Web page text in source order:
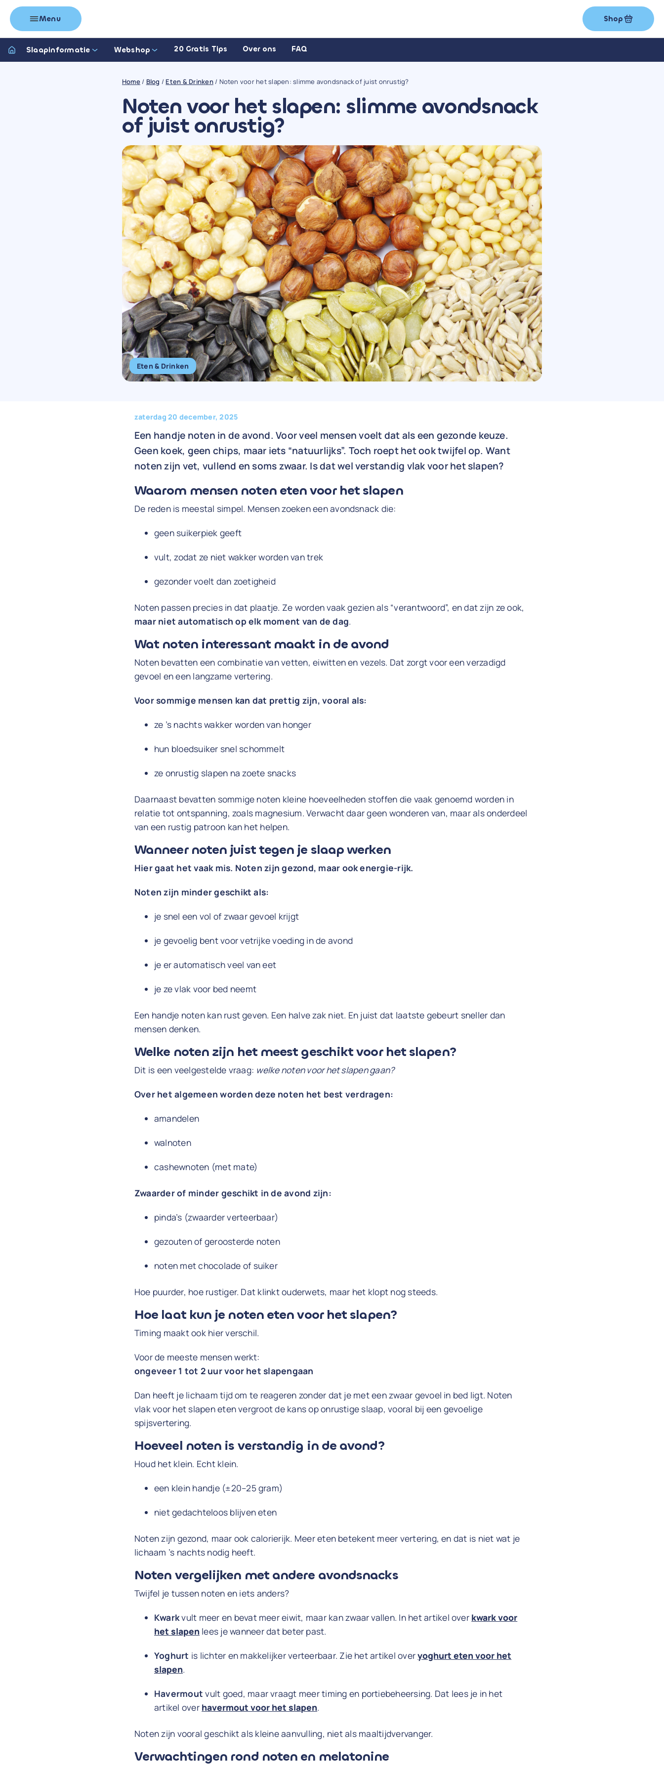
Menu Shop
Slaapinformatie Webshop 20 Gratis Tips Over ons FAQ
Home/ Blog / Eten & Drinken/ Noten voor het slapen: slimme avondsnack of juist onrustig?
Noten voor het slapen: slimme avondsnack
of juist onrustig?
Eten & Drinken
zaterdag 20 december, 2025
Een handje noten in de avond. Voor veel mensen voelt dat als een gezonde keuze.
Geen koek, geen chips, maar iets “natuurlijks”. Toch roept het ook twijfel op. Want
noten zijn vet, vullend en soms zwaar. Is dat wel verstandig vlak voor het slapen?
Waarom mensen noten eten voor het slapen
De reden is meestal simpel. Mensen zoeken een avondsnack die:
geen suikerpiek geeft
vult, zodat ze niet wakker worden van trek
gezonder voelt dan zoetigheid
Noten passen precies in dat plaatje. Ze worden vaak gezien als “verantwoord”, en dat zijn ze ook,
maar niet automatisch op elk moment van de dag.
Wat noten interessant maakt in de avond
Noten bevatten een combinatie van vetten, eiwitten en vezels. Dat zorgt voor een verzadigd
gevoel en een langzame vertering.
Voor sommige mensen kan dat prettig zijn, vooral als:
ze ’s nachts wakker worden van honger
hun bloedsuiker snel schommelt
ze onrustig slapen na zoete snacks
Daarnaast bevatten sommige noten kleine hoeveelheden stoffen die vaak genoemd worden in
relatie tot ontspanning, zoals magnesium. Verwacht daar geen wonderen van, maar als onderdeel
van een rustig patroon kan het helpen.
Wanneer noten juist tegen je slaap werken
Hier gaat het vaak mis. Noten zijn gezond, maar ook energie-rijk.
Noten zijn minder geschikt als:
je snel een vol of zwaar gevoel krijgt
je gevoelig bent voor vetrijke voeding in de avond
je er automatisch veel van eet
je ze vlak voor bed neemt
Een handje noten kan rust geven. Een halve zak niet. En juist dat laatste gebeurt sneller dan
mensen denken.
Welke noten zijn het meest geschikt voor het slapen?
Dit is een veelgestelde vraag: welke noten voor het slapen gaan?
Over het algemeen worden deze noten het best verdragen:
amandelen
walnoten
cashewnoten (met mate)
Zwaarder of minder geschikt in de avond zijn:
pinda’s (zwaarder verteerbaar)
gezouten of geroosterde noten
noten met chocolade of suiker
Hoe puurder, hoe rustiger. Dat klinkt ouderwets, maar het klopt nog steeds.
Hoe laat kun je noten eten voor het slapen?
Timing maakt ook hier verschil.
Voor de meeste mensen werkt:
ongeveer 1 tot 2 uur voor het slapengaan
Dan heeft je lichaam tijd om te reageren zonder dat je met een zwaar gevoel in bed ligt. Noten
vlak voor het slapen eten vergroot de kans op onrustige slaap, vooral bij een gevoelige
spijsvertering.
Hoeveel noten is verstandig in de avond?
Houd het klein. Echt klein.
een klein handje (±20–25 gram)
niet gedachteloos blijven eten
Noten zijn gezond, maar ook calorierijk. Meer eten betekent meer vertering, en dat is niet wat je
lichaam ’s nachts nodig heeft.
Noten vergelijken met andere avondsnacks
Twijfel je tussen noten en iets anders?
Kwarkvult meer en bevat meer eiwit, maar kan zwaar vallen. In het artikel over kwark voor
het slapen lees je wanneer dat beter past.
Yoghurt is lichter en makkelijker verteerbaar. Zie het artikel overyoghurt eten voor het
slapen.
Havermout vult goed, maar vraagt meer timing en portiebeheersing. Dat lees je in het
artikel over havermout voor het slapen.
Noten zijn vooral geschikt als kleine aanvulling, niet als maaltijdvervanger.
Verwachtingen rond noten en melatonine